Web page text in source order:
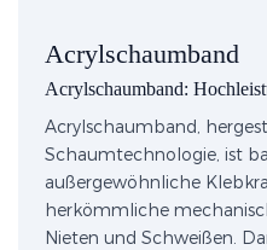
Acrylschaumband
Acrylschaumband:
Acrylschaumband,
Schaumtechnologie, ist
außergewöhnliche
herkömmliche
Nieten und Schweißen.